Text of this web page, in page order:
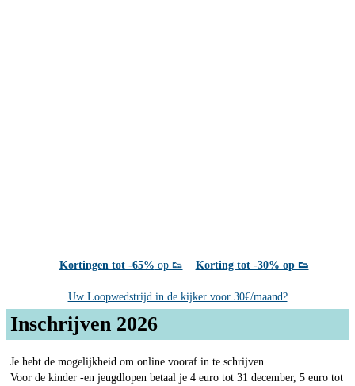
Kortingen tot -65% op 👟 Korting tot -30% op 👟
Uw Loopwedstrijd in de kijker voor 30€/maand?
Inschrijven 2026
Je hebt de mogelijkheid om online vooraf in te schrijven.
Voor de kinder -en jeugdlopen betaal je 4 euro tot 31 december, 5 euro tot